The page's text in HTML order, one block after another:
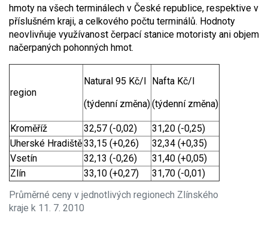
hmoty na všech terminálech v České republice, respektive v
příslušném kraji, a celkového počtu terminálů. Hodnoty
neovlivňuje využívanost čerpací stanice motoristy ani objem
načerpaných pohonných hmot.
Průměrné ceny v jednotlivých regionech Zlínského
kraje k 11. 7. 2010
region
Natural 95 Kč/l
(týdenní změna)
Nafta Kč/l
(týdenní změna)
Kroměříž 32,57 (-0,02)
31,20 (-0,25)
Uherské Hradiště33,15 (+0,26)
32,34 (+0,35)
Vsetín
32,13 (-0,26)
31,40 (+0,05)
Zlín
33,10 (+0,27) 31,70 (-0,01)